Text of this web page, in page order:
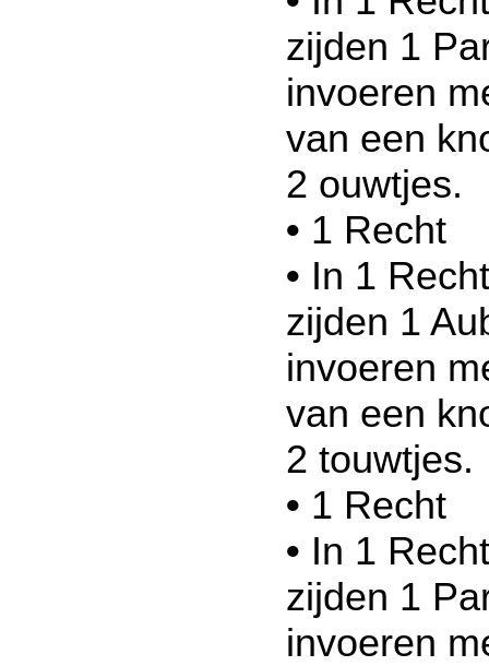
zijden 1
invoeren
van een
2 ouwtjes.
• 1 Recht
• In 1
zijden 1
invoeren
van een
2 touwtjes.
• 1 Recht
• In 1
zijden 1
invoeren